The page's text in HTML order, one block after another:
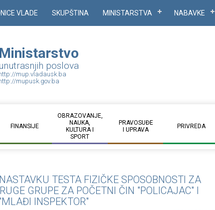
VLADE SKUPŠTINA MINISTARSTVA NABAVKE
Ministarstvo
poslova
mup.vladausk.ba
mupusk.gov.ba
FINANSIJE
OBRAZOVANJE,
NAUKA,
KULTURA I
SPORT
PRAVOSUĐE
I UPRAVA
PRIVREDA
TESTA FIZIČKE SPOSOBNOSTI ZA
GRUPE ZA POČETNI ČIN "POLICAJAC" I
INSPEKTOR"